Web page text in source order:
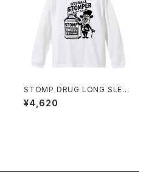
STOMP DRUG LONG SLEE
VE T-SHIRT
¥4,620